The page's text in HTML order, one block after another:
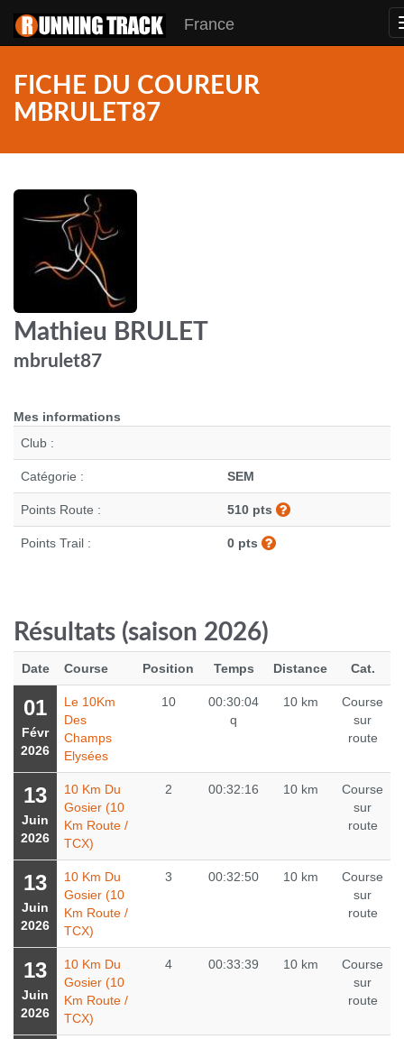
France
FICHE DU COUREUR
MBRULET87
Mathieu BRULET
mbrulet87
Mes informations
Club :
Catégorie : SEM
Points Route : 510 pts
Points Trail : 0 pts
Résultats (saison 2026)
Date Course Position Temps Distance Cat.
01
Févr
2026
Le 10Km
Des
Champs
Elysées
10
00:30:04
q
10 km
Course
sur
route
13
Juin
2026
10 Km Du
Gosier (10
Km Route /
TCX)
2 00:32:16 10 km
Course
sur
route
13
Juin
2026
10 Km Du
Gosier (10
Km Route /
TCX)
3 00:32:50 10 km
Course
sur
route
13
Juin
2026
10 Km Du
Gosier (10
Km Route /
TCX)
4 00:33:39 10 km
Course
sur
route